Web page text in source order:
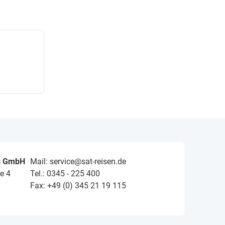
4
Mail: service@sat-reisen.de
Tel.: 0345 - 225 400
Fax: +49 (0) 345 21 19 115